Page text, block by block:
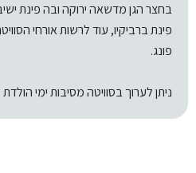
בחצר הגן מדשאה ירוקה ובה פינת
פינת ברביקיו, עוד לרשות אורחי
פונג.
ניתן לערוך בסוויטה מסיבות ימי הולדת